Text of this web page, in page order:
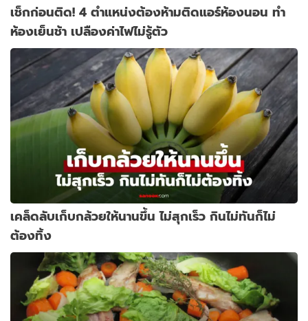
เช็กก่อนติด! 4 ตำแหน่งต้องห้ามติดแอร์ห้องนอน ทำ
ห้องเย็นช้า เปลืองค่าไฟไม่รู้ตัว
เคล็ดลับเก็บกล้วยให้นานขึ้น ไม่สุกเร็ว กินไม่ทันก็ไม่
ต้องทิ้ง